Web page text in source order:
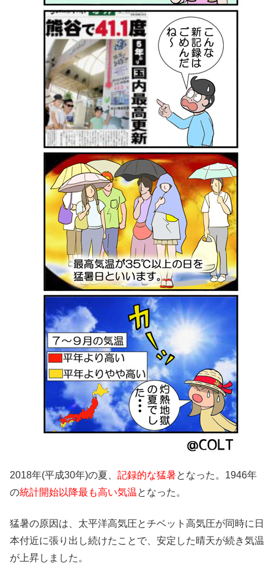
2018年(平成30年)の夏、 記録的な猛暑となった。1946年
の統計開始以降最も高い気温となった。
猛暑の原因は、太平洋高気圧とチベット高気圧が同時に日
本付近に張り出し続けたことで、安定した晴天が続き気温
が上昇しました。